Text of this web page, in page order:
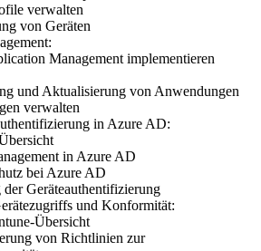
verwalten
von Geräten
Management implementieren
und Aktualisierung von Anwendungen
verwalten
in Azure AD:
in Azure AD
bei Azure AD
Geräteauthentifizierung
und Konformität:
Übersicht
von Richtlinien zur